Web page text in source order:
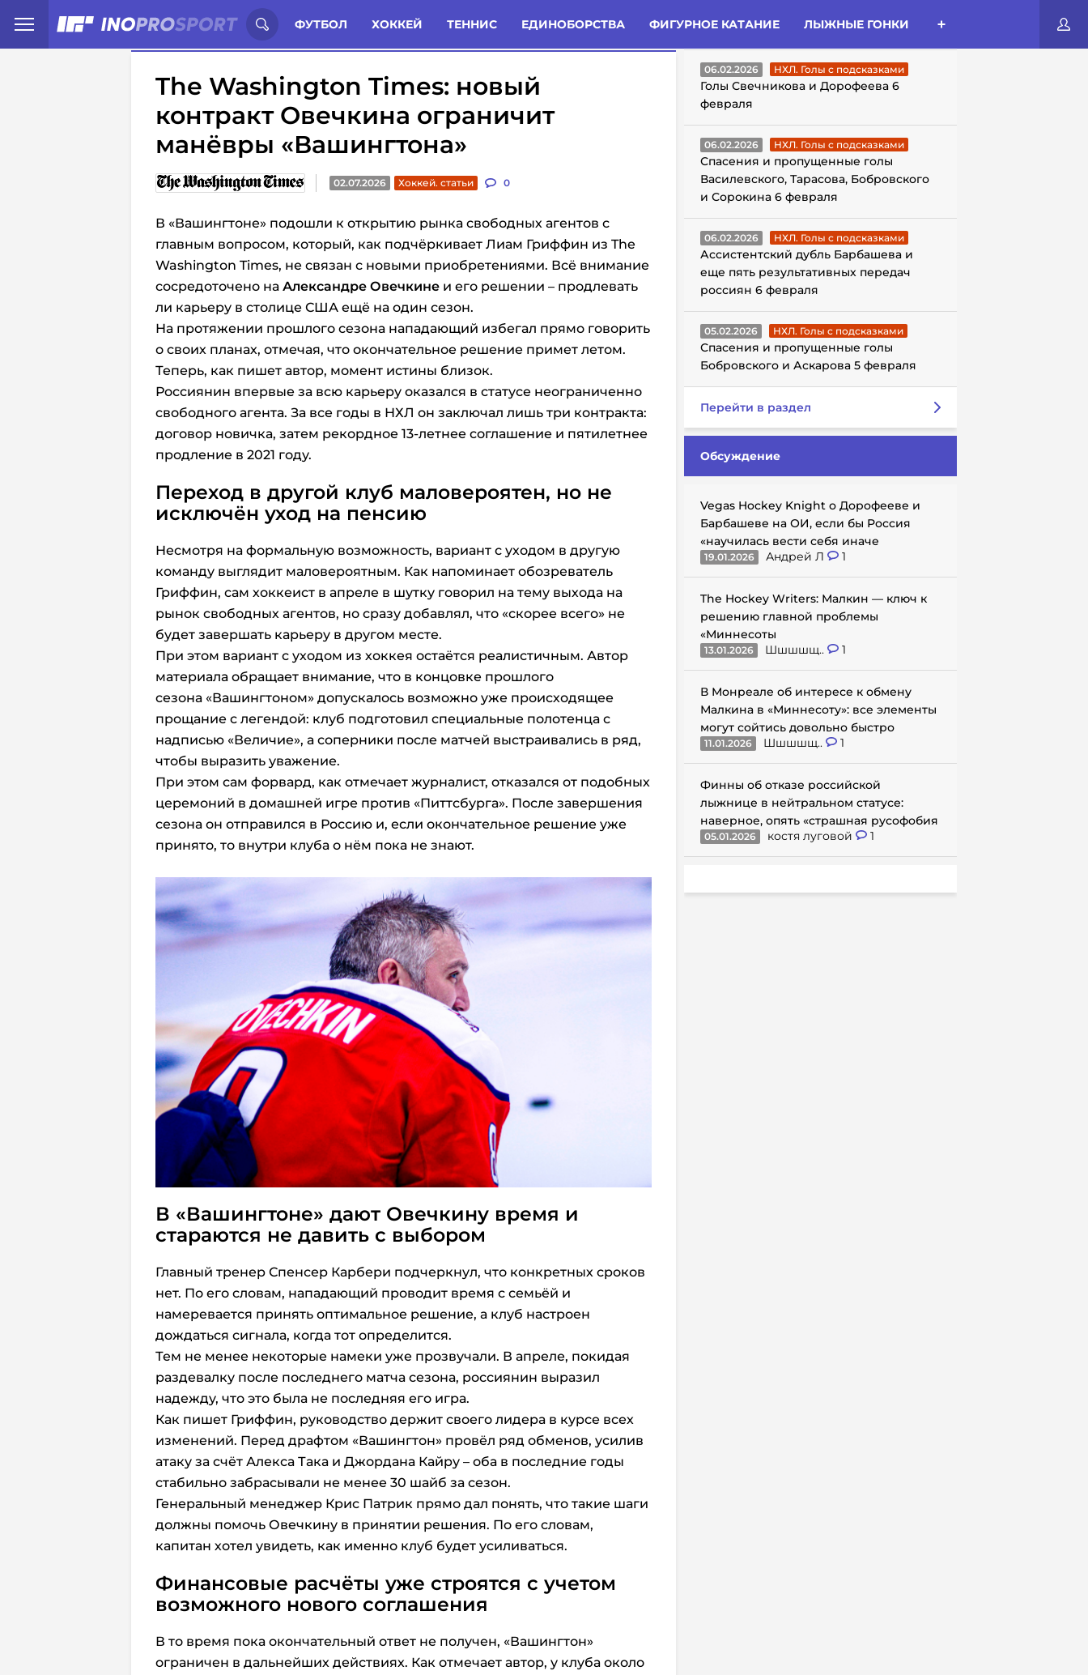
ФУТБОЛ ХОККЕЙ ТЕННИС ЕДИНОБОРСТВА ФИГУРНОЕ КАТАНИЕ ЛЫЖНЫЕ ГОНКИ
Иностранцы о спорте России: Статьи Комменты Новости
The Washington Times: новый
контракт Овечкина ограничит
манёвры «Вашингтона»
02.07.2026 Хоккей. статьи 0
В «Вашингтоне» подошли к открытию рынка свободных агентов с
главным вопросом, который, как подчёркивает Лиам Гриффин из The
Washington Times, не связан с новыми приобретениями. Всё внимание
сосредоточено на Александре Овечкине и его решении – продлевать
ли карьеру в столице США ещё на один сезон.
На протяжении прошлого сезона нападающий избегал прямо говорить
о своих планах, отмечая, что окончательное решение примет летом.
Теперь, как пишет автор, момент истины близок.
Россиянин впервые за всю карьеру оказался в статусе неограниченно
свободного агента. За все годы в НХЛ он заключал лишь три контракта:
договор новичка, затем рекордное 13-летнее соглашение и пятилетнее
продление в 2021 году.
Переход в другой клуб маловероятен, но не
исключён уход на пенсию
Несмотря на формальную возможность, вариант с уходом в другую
команду выглядит маловероятным. Как напоминает обозреватель
Гриффин, сам хоккеист в апреле в шутку говорил на тему выхода на
рынок свободных агентов, но сразу добавлял, что «скорее всего» не
будет завершать карьеру в другом месте.
При этом вариант с уходом из хоккея остаётся реалистичным. Автор
материала обращает внимание, что в концовке прошлого
сезона «Вашингтоном» допускалось возможно уже происходящее
прощание с легендой: клуб подготовил специальные полотенца с
надписью «Величие», а соперники после матчей выстраивались в ряд,
чтобы выразить уважение.
При этом сам форвард, как отмечает журналист, отказался от подобных
церемоний в домашней игре против «Питтсбурга». После завершения
сезона он отправился в Россию и, если окончательное решение уже
принято, то внутри клуба о нём пока не знают.
В «Вашингтоне» дают Овечкину время и
стараются не давить с выбором
Главный тренер Спенсер Карбери подчеркнул, что конкретных сроков
нет. По его словам, нападающий проводит время с семьёй и
намеревается принять оптимальное решение, а клуб настроен
дождаться сигнала, когда тот определится.
Тем не менее некоторые намеки уже прозвучали. В апреле, покидая
раздевалку после последнего матча сезона, россиянин выразил
надежду, что это была не последняя его игра.
Как пишет Гриффин, руководство держит своего лидера в курсе всех
изменений. Перед драфтом «Вашингтон» провёл ряд обменов, усилив
атаку за счёт Алекса Така и Джордана Кайру – оба в последние годы
стабильно забрасывали не менее 30 шайб за сезон.
Генеральный менеджер Крис Патрик прямо дал понять, что такие шаги
должны помочь Овечкину в принятии решения. По его словам,
капитан хотел увидеть, как именно клуб будет усиливаться.
Финансовые расчёты уже строятся с учетом
возможного нового соглашения
В то время пока окончательный ответ не получен, «Вашингтон»
ограничен в дальнейших действиях. Как отмечает автор, у клуба около
ГОЛЫ С ПОДСКАЗКАМИ
06.02.2026 НХЛ. Голы с подсказками
Голы Свечникова и Дорофеева 6
февраля
06.02.2026 НХЛ. Голы с подсказками
Спасения и пропущенные голы
Василевского, Тарасова, Бобровского
и Сорокина 6 февраля
06.02.2026 НХЛ. Голы с подсказками
Ассистентский дубль Барбашева и
еще пять результативных передач
россиян 6 февраля
05.02.2026 НХЛ. Голы с подсказками
Спасения и пропущенные голы
Бобровского и Аскарова 5 февраля
Перейти в раздел
Обсуждение
Vegas Hockey Knight о Дорофееве и
Барбашеве на ОИ, если бы Россия
«научилась вести себя иначе
19.01.2026 Андрей Л 1
The Hockey Writers: Малкин — ключ к
решению главной проблемы
«Миннесоты
13.01.2026 Шшшшщ.. 1
В Монреале об интересе к обмену
Малкина в «Миннесоту»: все элементы
могут сойтись довольно быстро
11.01.2026 Шшшшщ.. 1
Финны об отказе российской
лыжнице в нейтральном статусе:
наверное, опять «страшная русофобия
05.01.2026 костя луговой 1